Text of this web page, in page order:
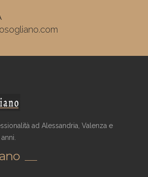
ad Alessandria, Valenza e